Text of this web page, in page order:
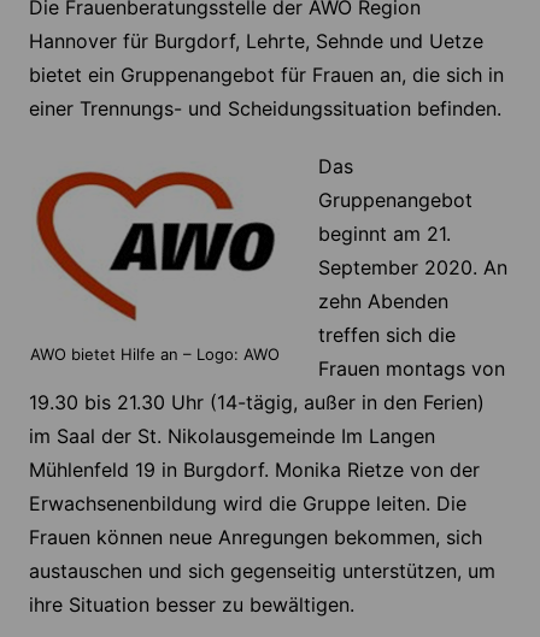
Die Frauenberatungsstelle der AWO Region
Hannover für Burgdorf, Lehrte, Sehnde und Uetze
bietet ein Gruppenangebot für Frauen an, die sich in
einer Trennungs- und Scheidungssituation befinden.
AWO bietet Hilfe an – Logo: AWO
Das
Gruppenangebot
beginnt am 21.
September 2020. An
zehn Abenden
treffen sich die
Frauen montags von
19.30 bis 21.30 Uhr (14-tägig, außer in den Ferien)
im Saal der St. Nikolausgemeinde Im Langen
Mühlenfeld 19 in Burgdorf. Monika Rietze von der
Erwachsenenbildung wird die Gruppe leiten. Die
Frauen können neue Anregungen bekommen, sich
austauschen und sich gegenseitig unterstützen, um
ihre Situation besser zu bewältigen.